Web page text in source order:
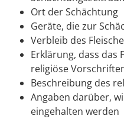
Ort der Schächtung
Geräte, die zur
Verbleib des
Erklärung, dass das
religiöse
Beschreibung des
Angaben darüber,
eingehalten werden